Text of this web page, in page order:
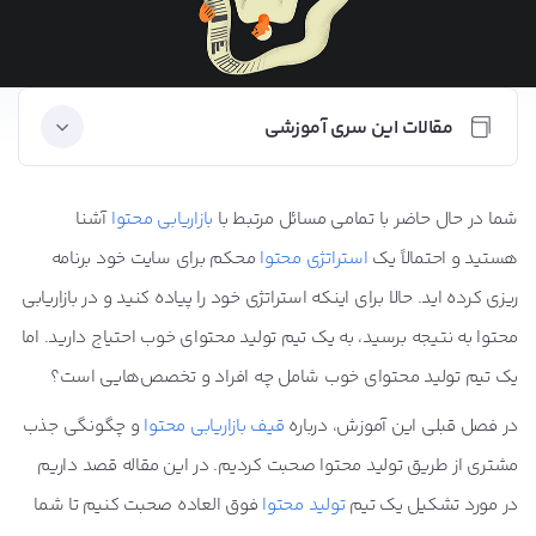
مقالات این سری آموزشی
آیا بازاریابی محتوا به تجارت من کمک می کند؟
ایده پردازی در بازاریابی محتوا
استراتژی محتوا چیست؟
تکرار، نگهداری و رشد محتوا
شما در حال حاضر با تمامی مسائل مرتبط با بازاریابی محتواآشنا
هستید و احتمالاً یک استراتژی محتوا محکم برای سایت خود برنامه
ریزی کرده اید. حالا برای اینکه استراتژی خود را پیاده کنید و در بازاریابی
محتوا به نتیجه برسید، به یک تیم تولید محتوای خوب احتیاج دارید. اما
یک تیم تولید محتوای خوب شامل چه افراد و تخصص‌هایی است؟
در فصل قبلی این آموزش، درباره قیف بازاریابی محتوا و چگونگی جذب
مشتری از طریق تولید محتوا صحبت کردیم. در این مقاله قصد داریم
در مورد تشکیل یک تیمتولید محتوا فوق العاده صحبت کنیم تا شما